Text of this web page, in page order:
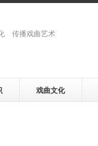
传播戏曲艺术
戏曲文化